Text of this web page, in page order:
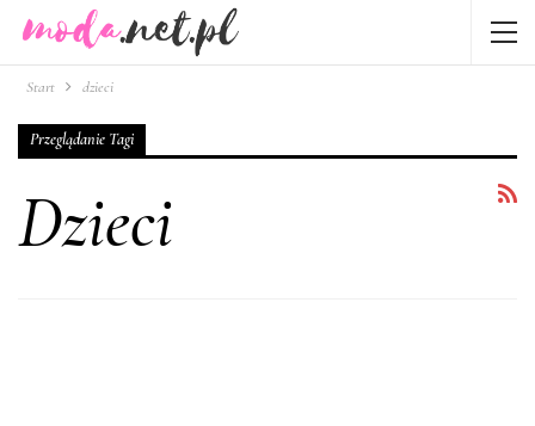
Start dzieci
Przeglądanie Tagi
Dzieci